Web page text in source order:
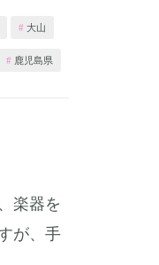
大山
鹿児島県
楽器を
が、手